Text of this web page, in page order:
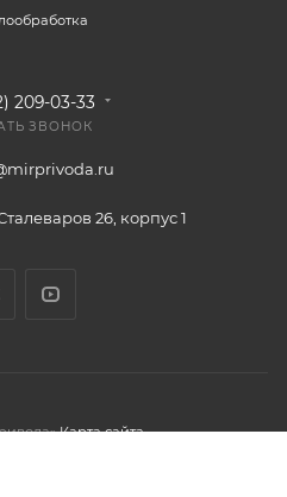
209-03-33
ЗВОНОК
26, корпус 1
Карта сайта